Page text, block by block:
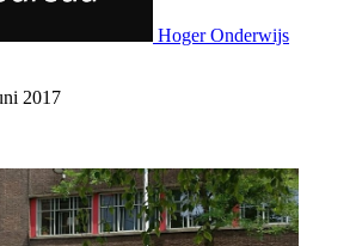
Hoger Onderwijs
2017